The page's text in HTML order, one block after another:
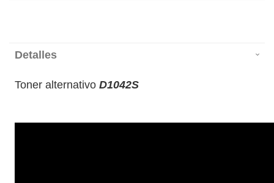
Detalles
Toner alternativo D1042S